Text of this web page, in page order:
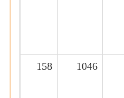
1046
158